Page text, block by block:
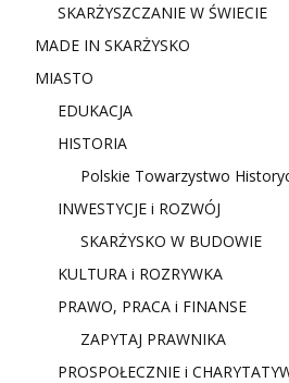
SKARŻYSZCZANIE W ŚWIECIE
MADE IN SKARŻYSKO
MIASTO
EDUKACJA
HISTORIA
Polskie Towarzystwo
INWESTYCJE i ROZWÓJ
SKARŻYSKO W BUDOWIE
KULTURA i ROZRYWKA
PRAWO, PRACA i FINANSE
ZAPYTAJ PRAWNIKA
PROSPOŁECZNIE i